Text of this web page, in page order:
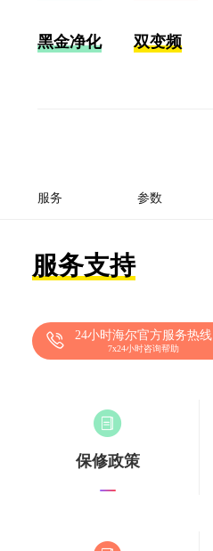
黑金净化 双变频
服务 参数
服务支持
24小时海尔官方服务热线
7x24小时咨询帮助
保修政策